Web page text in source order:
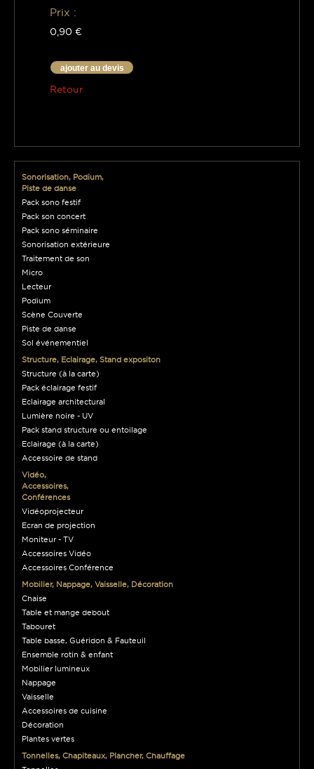
Prix :
0,90 €
ajouter au devis
Retour
Sonorisation, Podium,
Piste de danse
Pack sono festif
Pack son concert
Pack sono séminaire
Sonorisation extérieure
Traitement de son
Micro
Lecteur
Podium
Scène Couverte
Piste de danse
Sol événementiel
Structure, Eclairage, Stand expositon
Structure (à la carte)
Pack éclairage festif
Eclairage architectural
Lumière noire - UV
Pack stand structure ou entoilage
Eclairage (à la carte)
Accessoire de stand
Vidéo,
Accessoires,
Conférences
Vidéoprojecteur
Ecran de projection
Moniteur - TV
Accessoires Vidéo
Accessoires Conférence
Mobilier, Nappage, Vaisselle, Décoration
Chaise
Table et mange debout
Tabouret
Table basse, Guéridon & Fauteuil
Ensemble rotin & enfant
Mobilier lumineux
Nappage
Vaisselle
Accessoires de cuisine
Décoration
Plantes vertes
Tonnelles, Chapiteaux, Plancher, Chauffage